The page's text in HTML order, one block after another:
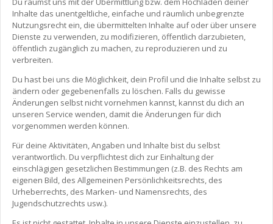
Inhalte das unentgeltliche, einfache und räumlich unbegrenzte
Nutzungsrecht ein, die übermittelten Inhalte auf oder über unsere
Dienste zu verwenden, zu modifizieren, öffentlich darzubieten,
öffentlich zugänglich zu machen, zu reproduzieren und zu
verbreiten.
Du hast bei uns die Möglichkeit, dein Profil und die Inhalte selbst zu
ändern oder gegebenenfalls zu löschen. Falls du gewisse
Änderungen selbst nicht vornehmen kannst, kannst du dich an
unseren Service wenden, damit die Änderungen für dich
vorgenommen werden können.
Für deine Aktivitäten, Angaben und Inhalte bist du selbst
verantwortlich. Du verpflichtest dich zur Einhaltung der
einschlägigen gesetzlichen Bestimmungen (z.B. des Rechts am
eigenen Bild, des Allgemeinen Persönlichkeitsrechts, des
Urheberrechts, des Marken- und Namensrechts, des
Jugendschutzrechts usw.).